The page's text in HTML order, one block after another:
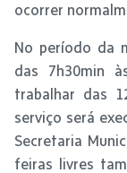
ocorrer
No período da
das 7h30min
trabalhar das
serviço será
Secretaria
feiras livres